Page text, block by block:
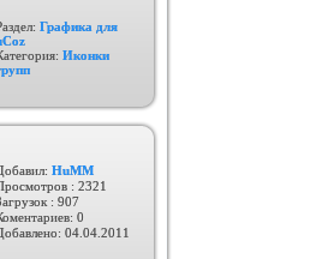
Графика для
Иконки
HuMM
: 2321
: 907
0
04.04.2011